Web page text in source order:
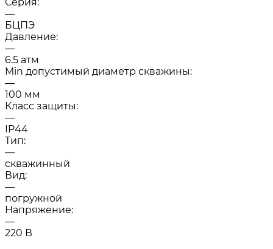
Серия:
—
БЦПЭ
Давление:
—
6.5 атм
Min допустимый диаметр скважины:
—
100 мм
Класс защиты:
—
IP44
Тип:
—
скважинный
Вид:
—
погружной
Напряжение:
—
220 В